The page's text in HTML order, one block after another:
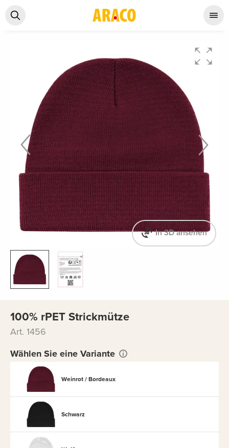
In 3D ansehen
100% rPET Strickmütze
Art. 1456
Wählen Sie eine Variante
Weinrot / Bordeaux
Schwarz